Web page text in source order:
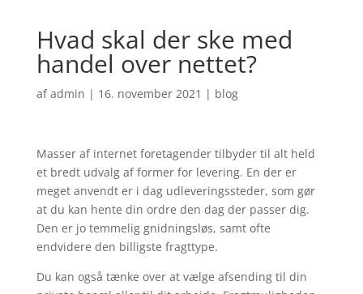
Hvad skal der ske med
handel over nettet?
afadmin | 16. november 2021 | blog
Masser af internet foretagender tilbyder til alt held
et bredt udvalg af former for levering. En der er
meget anvendt er i dag udleveringssteder, som gør
at du kan hente din ordre den dag der passer dig.
Den er jo temmelig gnidningsløs, samt ofte
endvidere den billigste fragttype.
Du kan også tænke over at vælge afsending til din